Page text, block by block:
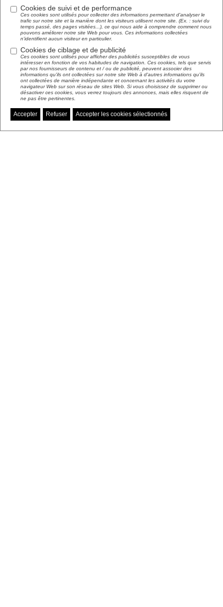
Prices
INDIVIDUALS:
Garden + castle: Adults:
Free for children under 12
€11.50
GROUPS:
Cookies de suivi et de performance
Ces cookies sont utilisés pour collecter des informations permettant d'analyser le
trafic sur notre site et la manière dont les visiteurs utilisent notre site. (Ex. : suivi du
temps passé, des pages visitées...), ce qui nous aide à comprendre comment nous
pouvons améliorer notre site Web pour vous. Ces informations collectées
n'identifient aucun visiteur en particulier.
Cookies de ciblage et de publicité
Ces cookies sont utilisés pour afficher des publicités susceptibles de vous
intéresser en fonction de vos habitudes de navigation. Ces cookies, tels que servis
par nos fournisseurs de contenu et / ou de publicité, peuvent associer des
informations qu'ils ont collectées sur notre site Web à d'autres informations qu'ils
ont collectées de manière indépendante et concernant les activités du votre
navigateur Web sur son réseau de sites Web. Si vous choisissez de supprimer ou
désactiver ces cookies, vous verrez toujours des annonces, mais elles risquent de
ne pas être pertinentes.
Accepter Refuser Accepter les cookies sélectionnés